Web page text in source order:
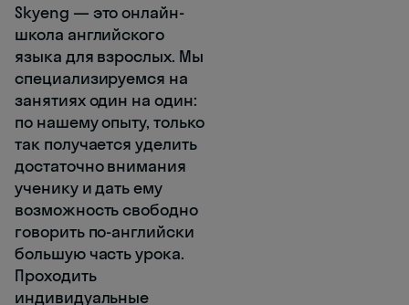
Skyeng — это онлайн-
школа английского
языка для взрослых. Мы
специализируемся на
занятиях один на один:
по нашему опыту, только
так получается уделить
достаточно внимания
ученику и дать ему
возможность свободно
говорить по-английски
большую часть урока.
Проходить
индивидуальные